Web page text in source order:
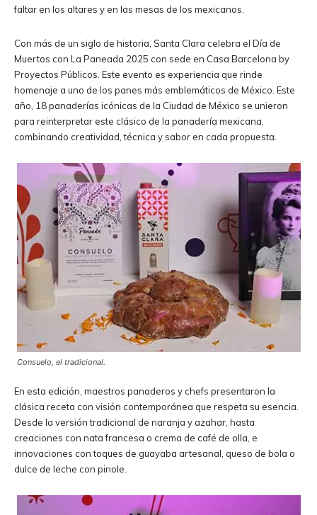
faltar en los altares y en las mesas de los mexicanos.
Con más de un siglo de historia, Santa Clara celebra el Día de
Muertos con La Paneada 2025 con sede en Casa Barcelona by
Proyectos Públicos. Este evento es experiencia que rinde
homenaje a uno de los panes más emblemáticos de México. Este
año, 18 panaderías icónicas de la Ciudad de México se unieron
para reinterpretar este clásico de la panadería mexicana,
combinando creatividad, técnica y sabor en cada propuesta.
Consuelo, el tradicional.
En esta edición, maestros panaderos y chefs presentaron la
clásica receta con visión contemporánea que respeta su esencia.
Desde la versión tradicional de naranja y azahar, hasta
creaciones con nata francesa o crema de café de olla, e
innovaciones con toques de guayaba artesanal, queso de bola o
dulce de leche con pinole.